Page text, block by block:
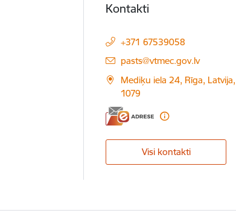
Kontakti
+371 67539058
E-pasts:
pasts@vtmec.gov.lv
Mediķu iela 24, Rīga,
1079
Visi kontakti